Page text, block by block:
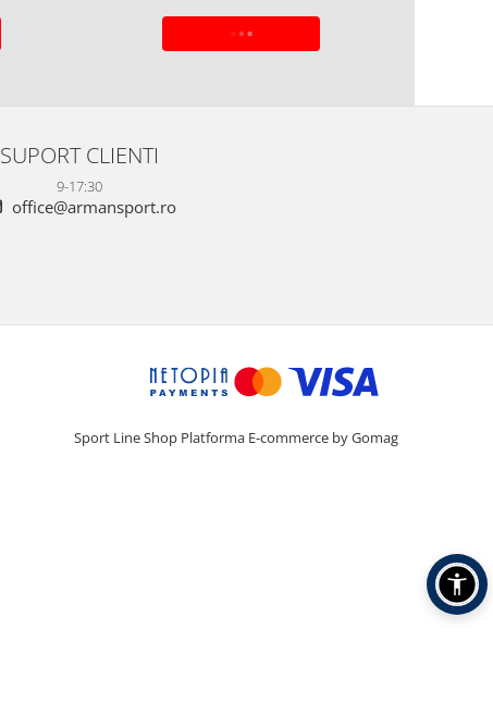
ADAUGA IN COS
SUPORT CLIENTI
9-17:30
office@armansport.ro
Sport Line Shop Platforma E-commerce by Gomag